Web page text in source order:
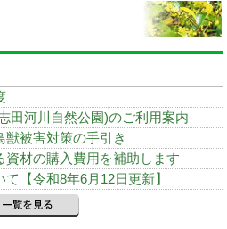
田河川自然公園)のご利用案内
被害対策の手引き
資材の購入費用を補助します
【令和8年6月12日更新】